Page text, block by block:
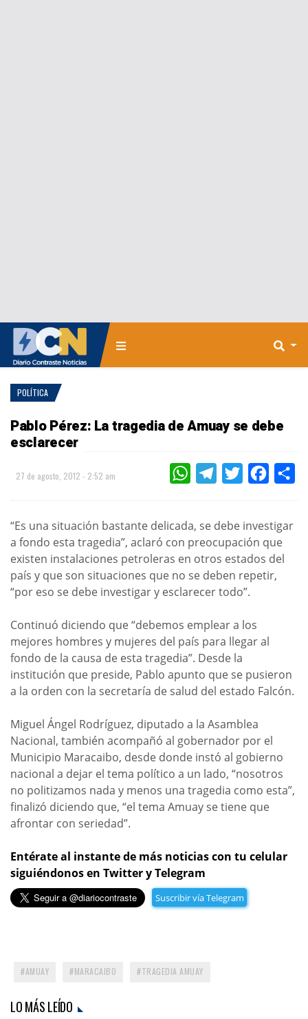
POLÍTICA
Pablo Pérez: La tragedia de Amuay se debe
esclarecer
27 de agosto, 2012 - 2:52 am WHATSAPPTELEGRAMTWITTER
“Es una situación bastante delicada, se debe investigar
a fondo esta tragedia”, aclaró con preocupación que
existen instalaciones petroleras en otros estados del
país y que son situaciones que no se deben repetir,
“por eso se debe investigar y esclarecer todo”.
Continuó diciendo que “debemos emplear a los
mejores hombres y mujeres del país para llegar al
fondo de la causa de esta tragedia”. Desde la
institución que preside, Pablo apunto que se pusieron
a la orden con la secretaría de salud del estado Falcón.
Miguel Ángel Rodríguez, diputado a la Asamblea
Nacional, también acompañó al gobernador por el
Municipio Maracaibo, desde donde instó al gobierno
nacional a dejar el tema político a un lado, “nosotros
no politizamos nada y menos una tragedia como esta”,
finalizó diciendo que, “el tema Amuay se tiene que
afrontar con seriedad”.
Entérate al instante de más noticias con tu celular
siguiéndonos en Twitter y Telegram
Suscribir vía Telegram
AMUAY MARACAIBO TRAGEDIA AMUAY
LO MÁS LEÍDO